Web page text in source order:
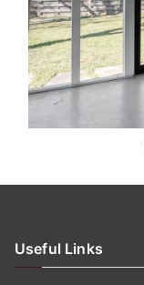
Useful Links